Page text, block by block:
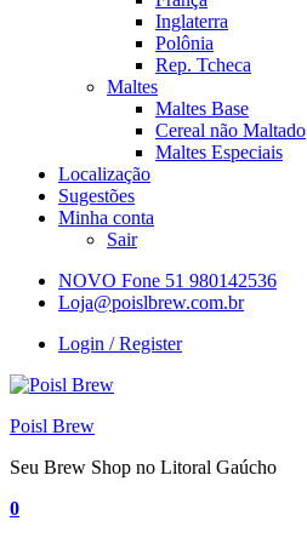
Inglaterra
Polônia
Rep. Tcheca
Maltes
Maltes Base
Cereal não Maltado
Maltes Especiais
Localização
Sugestões
Minha conta
Sair
NOVO Fone 51 980142536
Loja@poislbrew.com.br
Login / Register
Poisl Brew
Seu Brew Shop no Litoral Gaúcho
0